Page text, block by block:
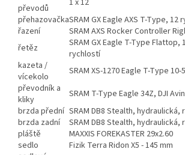
převodů
1 x 12
přehazovačkaSRAM GX Eagle AXS T-Type, 12
řazení
SRAM AXS Rocker Controller
řetěz
SRAM GX Eagle T-Type Flattop,
rychlostí
kazeta /
vícekolo
SRAM XS-1270 Eagle T-Type 10-
převodník a
kliky
SRAM T-Type Eagle 34Z, DJI
brzda přední SRAM DB8 Stealth, hydraulická,
brzda zadní
SRAM DB8 Stealth, hydraulická,
pláště
MAXXIS FOREKASTER 29x2.60
sedlo
Fizik Terra Ridon X5 - 145 mm